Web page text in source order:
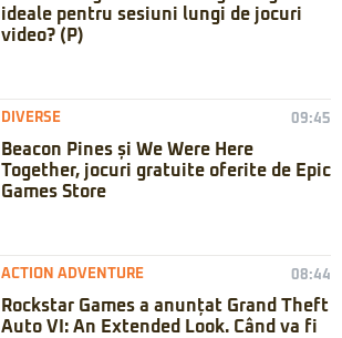
ideale pentru sesiuni lungi de jocuri
video? (P)
DIVERSE 09:45
Beacon Pines și We Were Here
Together, jocuri gratuite oferite de Epic
Games Store
ACTION ADVENTURE 08:44
Rockstar Games a anunțat Grand Theft
Auto VI: An Extended Look. Când va fi